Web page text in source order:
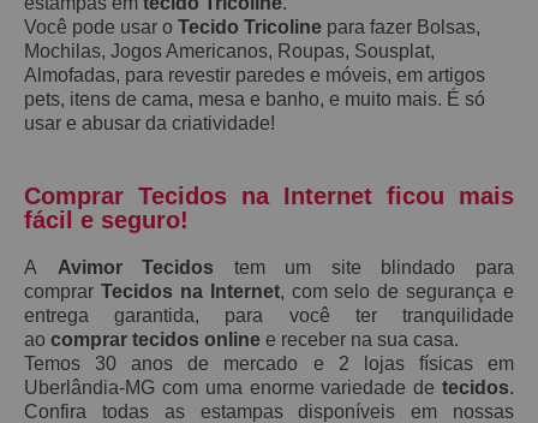
Você pode usar o Tecido Tricoline para fazer Bolsas,
Mochilas, Jogos Americanos, Roupas, Sousplat,
Almofadas, para revestir paredes e móveis, em artigos
pets, itens de cama, mesa e banho, e muito mais. É só
usar e abusar da criatividade!
Comprar Tecidos na Internet ficou mais
fácil e seguro!
A Avimor Tecidos tem um site blindado para
comprar Tecidos na Internet, com selo de segurança e
entrega garantida, para você ter tranquilidade
ao comprar tecidos online e receber na sua casa.
Temos 30 anos de mercado e 2 lojas físicas em
Uberlândia-MG com uma enorme variedade de tecidos.
Confira todas as estampas disponíveis em nossas